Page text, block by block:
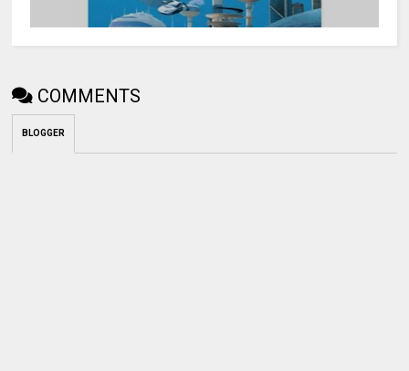
COMMENTS
BLOGGER